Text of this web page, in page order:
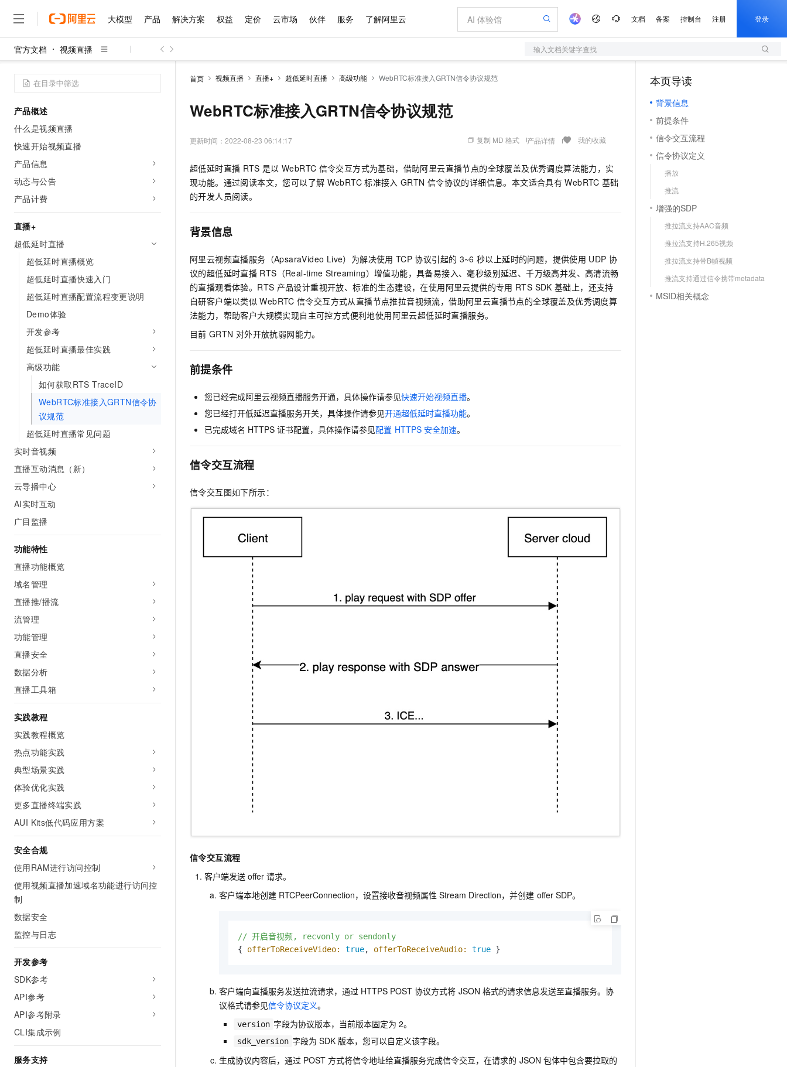
大模型 产品 解决方案 权益 定价 云市场 伙伴 服务 了解阿里云 文档 备案 控制台 注册 登录
官方文档 视频直播 输入文档关键字查找
产品概述
什么是视频直播
快速开始视频直播
产品信息
动态与公告
产品计费
直播+
超低延时直播
超低延时直播概览
超低延时直播快速入门
超低延时直播配置流程变更说明
Demo体验
开发参考
超低延时直播最佳实践
高级功能
如何获取RTS TraceID
WebRTC标准接入GRTN信令协
议规范
超低延时直播常见问题
实时音视频
直播互动消息（新）
云导播中心
AI实时互动
广目监播
功能特性
直播功能概览
域名管理
直播推/播流
流管理
功能管理
直播安全
数据分析
直播工具箱
实践教程
实践教程概览
热点功能实践
典型场景实践
体验优化实践
更多直播终端实践
AUI Kits低代码应用方案
安全合规
使用RAM进行访问控制
使用视频直播加速域名功能进行访问控
制
数据安全
监控与日志
开发参考
SDK参考
API参考
API参考附录
CLI集成示例
服务支持
首页 视频直播 直播+ 超低延时直播 高级功能 WebRTC标准接入GRTN信令协议规范
WebRTC标准接入GRTN信令协议规范
更新时间： 2022-08-23 06:14:17 复制 MD 格式 产品详情 我的收藏
超低延时直播 RTS 是以 WebRTC 信令交互方式为基础，借助阿里云直播节点的全球覆盖及优秀调度算法能力，实
现功能。通过阅读本文，您可以了解 WebRTC 标准接入 GRTN 信令协议的详细信息。本文适合具有 WebRTC 基础
的开发人员阅读。
背景信息
阿里云视频直播服务（ApsaraVideo Live）为解决使用 TCP 协议引起的 3~6 秒以上延时的问题，提供使用 UDP 协
议的超低延时直播 RTS（Real-time Streaming）增值功能，具备易接入、毫秒级别延迟、千万级高并发、高清流畅
的直播观看体验。RTS 产品设计重视开放、标准的生态建设，在使用阿里云提供的专用 RTS SDK 基础上，还支持
自研客户端以类似 WebRTC 信令交互方式从直播节点推拉音视频流，借助阿里云直播节点的全球覆盖及优秀调度算
法能力，帮助客户大规模实现自主可控方式便利地使用阿里云超低延时直播服务。
目前 GRTN 对外开放抗弱网能力。
前提条件
您已经完成阿里云视频直播服务开通，具体操作请参见快速开始视频直播。
您已经打开低延迟直播服务开关，具体操作请参见开通超低延时直播功能。
已完成域名 HTTPS 证书配置，具体操作请参见配置 HTTPS 安全加速。
信令交互流程
信令交互图如下所示：
信令交互流程
客户端发送 offer 请求。
客户端本地创建 RTCPeerConnection，设置接收音视频属性 Stream Direction，并创建 offer SDP。
// 开启音视频, recvonly or sendonly
{ offerToReceiveVideo: true, offerToReceiveAudio: true }
客户端向直播服务发送拉流请求，通过 HTTPS POST 协议方式将 JSON 格式的请求信息发送至直播服务。协
议格式请参见信令协议定义。
version 字段为协议版本，当前版本固定为 2。
sdk_version 字段为 SDK 版本，您可以自定义该字段。
生成协议内容后，通过 POST 方式将信令地址给直播服务完成信令交互，在请求的 JSON 包体中包含要拉取的
本页导读
背景信息
前提条件
信令交互流程
信令协议定义
播放
推流
增强的SDP
推拉流支持AAC音频
推拉流支持H.265视频
推拉流支持带B帧视频
推流支持通过信令携带metadata
MSID相关概念
大模型
千问AI平台 大模型服务平台百炼
Qwen3.8-Max HOT
智能体时代全能旗舰模型
能看、能想、能动手的多模态智能体模型
Qwen3-VL-Plus
Kimi-K3 NEW
GLM-5.2
1M上下文，专为长程任务能力而生
HappyHorse-1.1-T2V
Wan2.7-T2V
语音识别与合成
大模型服务
千问AI平台-Token Plan NEW
千问AI平台-模型体验
Happy 系列大模型
新一代 AI 视频生成模型，深度适配广告营销等场景
AI 应用构建
人工智能平台 PAI
AI Native 的算法工程平台，一站式完成建模、训练、推理服务部署
大模型原生应用
大模型解决方案
快速部署 Dify，高效搭建 AI 应用
依托云原生高可用架构,实现Dify私有化部署
10 分钟在聊天系统中增加一个 AI 助手
用1%尺寸在特定领域达到大模型90%以上效果 从文本、图片、视频中提取结构化的属性信息
超强辅助，Bolt.diy 一步搞定创意建站
产品
精选产品
计算
容器
存储
网络与CDN
安全
中间件
大数据计算
媒体服务
企业服务与云通信
域名与网站
Serverless
开发工具
精选产品
多元化、高性能、安全可靠的大模型服务
无影云电脑
随时随地安全接入的云上超级电脑
云解析DNS
云原生大数据计算服务 MaxCompute
提供智能易用的域名与建站服务
人工智能平台 PAI 大模型
一站式AI开发、训练和推理服务
全托管，含MySQL、PostgreSQL、SQL Server、MariaDB多引擎
Qoder
面向真实软件的智能体编程平台
轻量应用服务器
数字证书管理服务（原SSL证书）
实现全站HTTPS，呈现可信的WEB访问
短信服务
解决方案
精选解决方案
互联网应用开发
大数据
现代化应用
安全
网络
可观测
上云与迁云
企业出海
政企业务
精选解决方案
企业级Agent产品，直接交付可用成果
HappyHorse 打造一站式影视创作平台
快速拥有专属 OpenClaw
上传文档即自动完成翻译和格式还原
Hermes Agent，打造自进化智能体
自主进化，持久记忆，越用越聪明
轻松解锁专属 DeepSeek-V4-Pro
5 分钟轻松部署专属 QwenPaw HOT
从聊天伙伴进化为能主动干活的本地数字员工
一句话生成原生可编辑精美 PPT 文稿
输入一句话想法, 轻松生成专业的 PPT
一键部署幻兽帕鲁游戏服务器
一键购买专属联机服务器，轻松开启游戏
漫剧工坊：一站式动画创作平台
快速生产连贯的高质量长漫剧
高效部署网站，快速应用到小程序
权益 普惠上云
云服务器38元/年起，超值低价云产品抢先购
推荐新用户得奖励，单订单最高返9万
云工开物
高校专属算力普惠，学生认证享300元代金券
解决方案免费试用 新老同享
AI 产品 免费试用
1亿+ 大模型 tokens 和 30+ 款产品免费体验
140+云产品 免费试用
产品新客免费试用，最长12个月
AI 特惠
至高享 1亿+免费 tokens，加速 Al 应用落地
Token Plan 模型订阅计划
Qwen3.8-Max 首发尝鲜，限时加量 10 倍，夜间低至2折
Night Plan 支持 Qwen 3.8-Max NEW
夜间 5 折，Qwen/Meoo/TokenPlan 客户专享
AI 场景体验
从图文生成到视频创作，一键激活电商全链路生产力
AI 广告创作
图文、视频一站生成，高效打造优质广告素材
AI 办公
AI智能应用，一键激活高效办公新体验
智能客服
自动承接线索、识别商机，让客服更高效、服务更出色。
AI 活动
AI 生产力先锋
先锋实践拓展 AI 生产力的边界
飞天发布时刻
所见，即是所愿
AI 实训营
从基础到进阶，Agent 创客手把手教你
创新加速
覆盖90%+业务场景，专享组合折扣价
精选AI产品，从模型到应用全链提效
定价 产品定价
了解云产品的定价详情
云上成本管理
管理和优化成本
价格计算器
自助选配和估算价格
价格优势
配置报价器
阿里云 OPC 创新助力计划
Token 补贴，五大权
益加速 OPC 成功
云市场 精选商城
多端小程序
观测云
Tuya 物联网平台阿里云版
电子合同
畅捷通
Tableau 订阅
AI空中课堂在线直播课堂（旗舰版）
生态解决方案
AI 开发和 AI 应用解决方案
数据与 API
手机三要素
OCR 文字识别
企业应用
ERP
CRM
广告营销
基础软件
JAVA
Ubuntu
Red Hat
SUSE
专业服务
公司注册
堡垒机
伙伴 成为销售伙伴
咨询伙伴
销售伙伴合作计划
无影生态合作计划
Salesforce On Alibaba Cloud
Consulting Partner 合作计划
成为产品伙伴
产品生态伙伴
产品伙伴合作计划
云网络合作计划
服务生态伙伴
服务伙伴合作计划
Al MaaS 服务伙伴赋能合作
伙伴信用分合作计划
更多支持
合作伙伴培训与认证
查询合作伙伴
登录合作伙伴管理后台
服务 售前咨询
自助服务
在线服务
工单服务
企业增值服务
专家技术服务
企业成长
服务实践
阿里云认证
信息公告
官网公告
开发者社区
镜像站
我要反馈
我要建议
了解阿里云 为什么选择阿里云
技术领先
分析师报告
研究报告与白皮书
天池大赛
AI 算法大赛
云开发大赛
入门学习赛
最佳实践
云上奥运之旅
看见新力量
市场活动
魔搭 ModelScope
云工开物
科研合作
加入我们
校园招聘